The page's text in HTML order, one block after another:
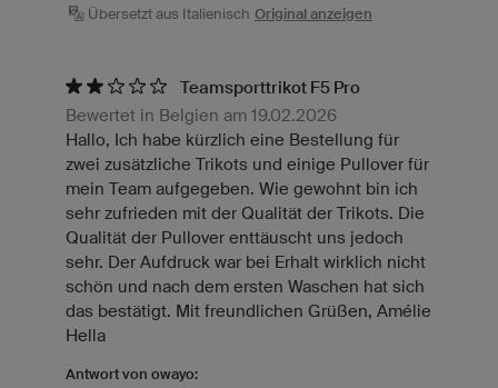
Übersetzt aus Italienisch Original anzeigen
Teamsporttrikot F5 Pro
Bewertet in Belgien am 19.02.2026
Hallo, Ich habe kürzlich eine Bestellung für
zwei zusätzliche Trikots und einige Pullover für
mein Team aufgegeben. Wie gewohnt bin ich
sehr zufrieden mit der Qualität der Trikots. Die
Qualität der Pullover enttäuscht uns jedoch
sehr. Der Aufdruck war bei Erhalt wirklich nicht
schön und nach dem ersten Waschen hat sich
das bestätigt. Mit freundlichen Grüßen, Amélie
Hella
Antwort von owayo: